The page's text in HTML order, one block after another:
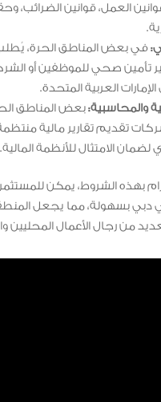
العمل، قوانين الضرائب،
في بعض المناطق الحرة،
تأمين صحي للموظفين أو
العربية المتحدة.
والمحاسبية:بعض المناطق
تقديم تقارير مالية
الامتثال للأنظمة المالية.
بهذه الشروط، يمكن
بسهولة، مما يجعل
من رجال الأعمال المحليين